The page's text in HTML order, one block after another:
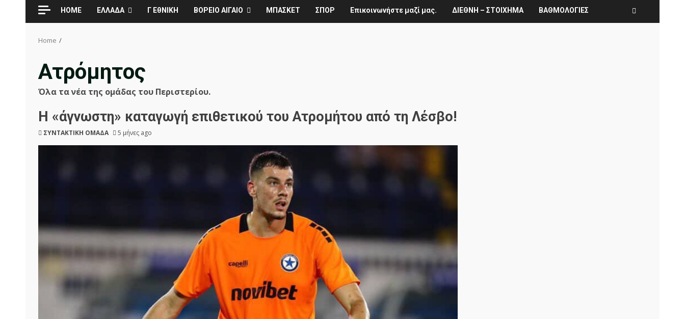
HOME ΕΛΛΑΔΑ Γ ΕθΝΙΚΗ ΒΟΡΕΙΟ ΑΙΓΑΙΟ ΜΠΑΣΚΕΤ ΣΠΟΡ Επικοινωνήστε μαζί μας. ΔΙΕΘΝΗ – ΣΤΟΙΧΗΜΑ ΒΑΘΜΟΛΟΓΙΕΣ
Home
Ατρόμητος
Όλα τα νέα της ομάδας του Περιστερίου.
Η «άγνωστη» καταγωγή επιθετικού του Ατρομήτου από τη Λέσβο!
ΣΥΝΤΑΚΤΙΚΗ ΟΜΑΔΑ 5 μήνες ago